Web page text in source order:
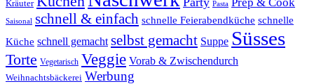
Kräuter Pasta
Saisonal schnell & einfach schnelle Feierabendküche schnelle
Küche schnell gemacht selbst gemacht Suppe Süsses
Torte Vegetarisch Veggie Vorab & Zwischendurch
Weihnachtsbäckerei Werbung